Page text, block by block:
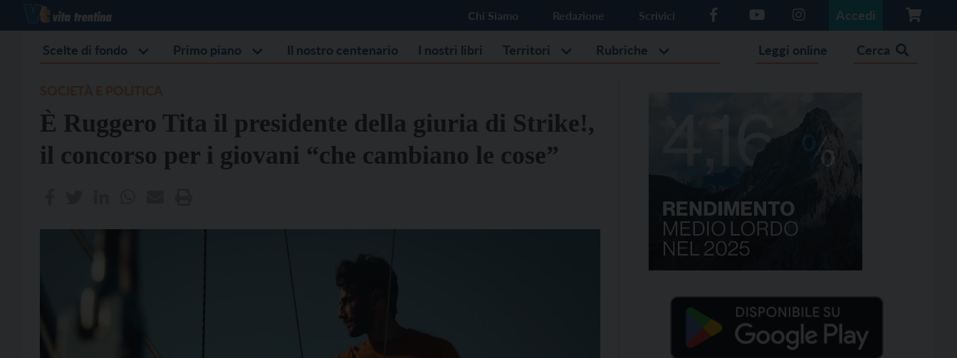
Chi Siamo Redazione Scrivici Accedi
Scelte di fondo Primo piano Il nostro centenario I nostri libri Territori Rubriche Leggi online Cerca
È Ruggero Tita il presidente della giuria di Strike!,
il concorso per i giovani “che cambiano le cose”